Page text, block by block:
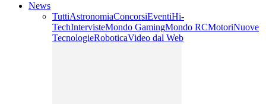
News
TuttiAstronomiaConcorsiEventiHi-
TechIntervisteMondo GamingMondo RCMotoriNuove
TecnologieRoboticaVideo dal Web